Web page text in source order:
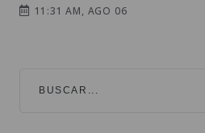
11:31 AM, AGO 06